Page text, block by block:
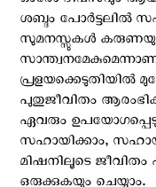
ശബ്ദം പോര്‍ട്ടലില്‍
സുമനസ്സുകള്‍ കരുണയുടെ
പ്രളയക്കെടുതിയില്‍
പുതുജീവിതം
ഏവരും
സഹായിക്കാം,
മിഷനിലൂടെ